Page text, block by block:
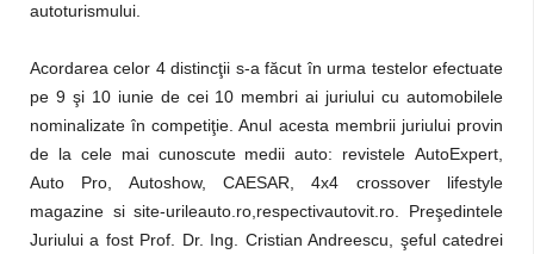
autoturismului.
Acordarea celor 4 distincţii s-a făcut în urma testelor efectuate
pe 9 şi 10 iunie de cei 10 membri ai juriului cu automobilele
nominalizate în competiţie. Anul acesta membrii juriului provin
de la cele mai cunoscute medii auto: revistele AutoExpert,
Auto Pro, Autoshow, CAESAR, 4x4 crossover lifestyle
magazine si site-urileauto.ro,respectivautovit.ro. Preşedintele
Juriului a fost Prof. Dr. Ing. Cristian Andreescu, şeful catedrei